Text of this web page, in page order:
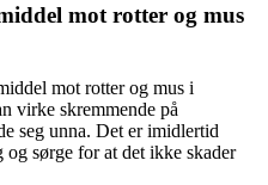
mot rotter og mus
mot rotter og mus i
virke skremmende på
seg unna. Det er imidlertid
sørge for at det ikke skader